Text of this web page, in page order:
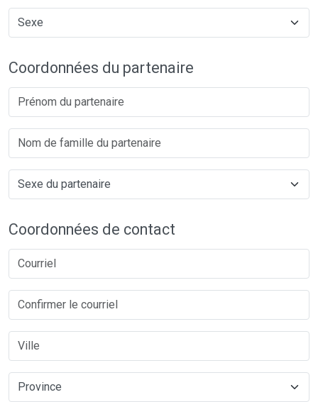
Coordonnées du partenaire
Coordonnées de contact